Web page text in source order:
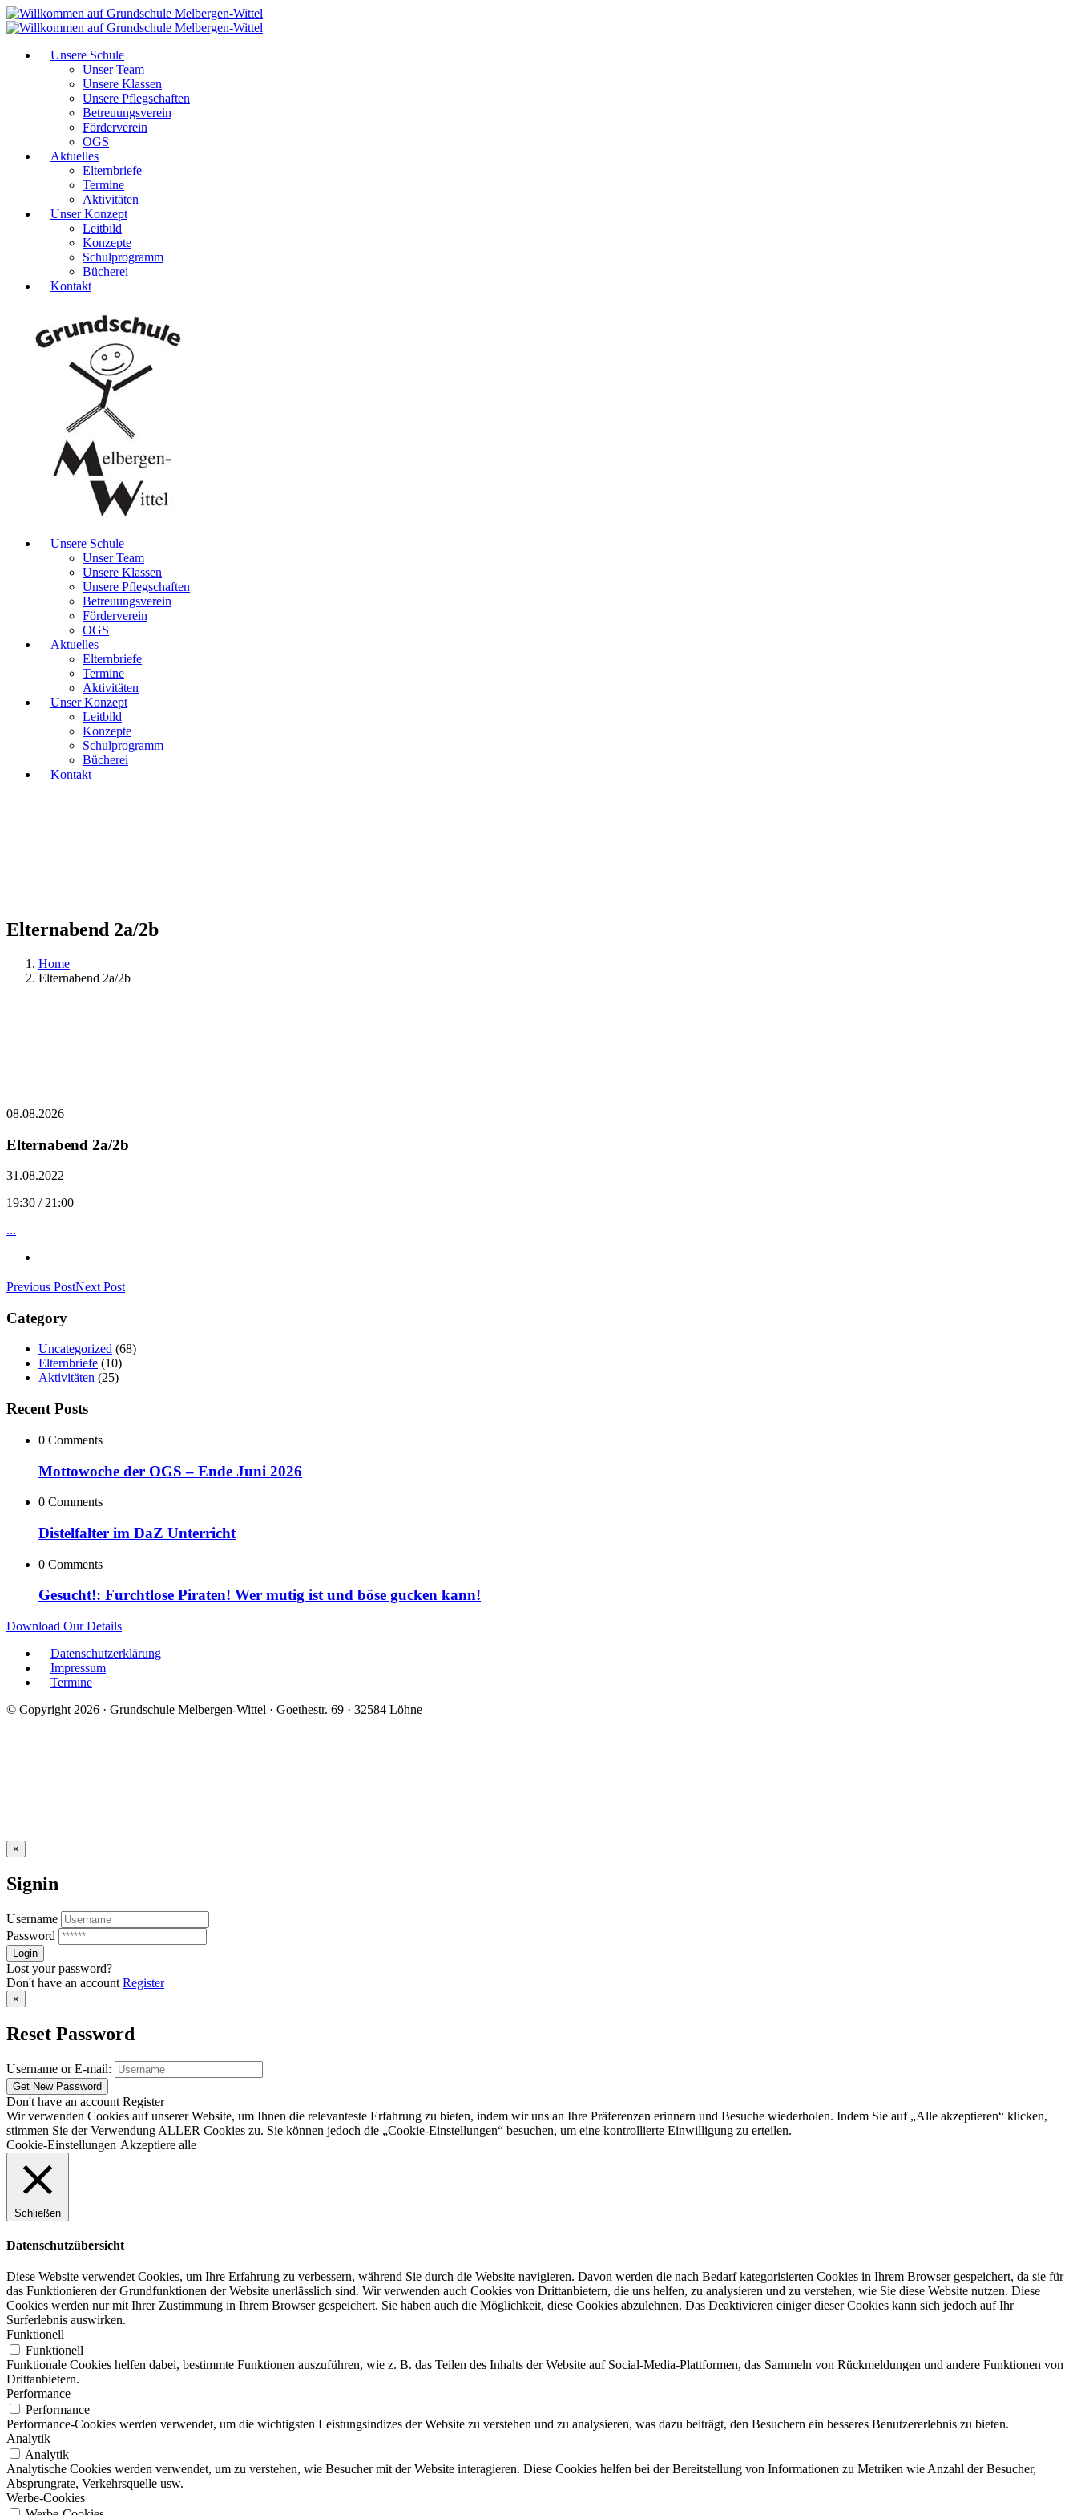
Unsere Schule
Unser Team
Unsere Klassen
Unsere Pflegschaften
Betreuungsverein
Förderverein
OGS
Aktuelles
Elternbriefe
Termine
Aktivitäten
Unser Konzept
Leitbild
Konzepte
Schulprogramm
Bücherei
Kontakt
Unsere Schule
Unser Team
Unsere Klassen
Unsere Pflegschaften
Betreuungsverein
Förderverein
OGS
Aktuelles
Elternbriefe
Termine
Aktivitäten
Unser Konzept
Leitbild
Konzepte
Schulprogramm
Bücherei
Kontakt
Elternabend 2a/2b
Home
Elternabend 2a/2b
08.08.2026
Elternabend 2a/2b
31.08.2022
19:30 / 21:00
...
Previous PostNext Post
Category
Uncategorized (68)
Elternbriefe (10)
Aktivitäten (25)
Recent Posts
0 Comments
Mottowoche der OGS – Ende Juni 2026
0 Comments
Distelfalter im DaZ Unterricht
0 Comments
Gesucht!: Furchtlose Piraten! Wer mutig ist und böse gucken kann!
Download Our Details
Datenschutzerklärung
Impressum
Termine
© Copyright 2026 · Grundschule Melbergen-Wittel · Goethestr. 69 · 32584 Löhne
×
Signin
Username
Password
Lost your password?
Don't have an account Register
×
Reset Password
Username or E-mail:
Don't have an account Register
Wir verwenden Cookies auf unserer Website, um Ihnen die relevanteste Erfahrung zu bieten, indem wir uns an Ihre Präferenzen erinnern und Besuche wiederholen. Indem Sie auf „Alle akzeptieren“ klicken,
stimmen Sie der Verwendung ALLER Cookies zu. Sie können jedoch die „Cookie-Einstellungen“ besuchen, um eine kontrollierte Einwilligung zu erteilen.
Cookie-Einstellungen Akzeptiere alle
Schließen
Datenschutzübersicht
Diese Website verwendet Cookies, um Ihre Erfahrung zu verbessern, während Sie durch die Website navigieren. Davon werden die nach Bedarf kategorisierten Cookies in Ihrem Browser gespeichert, da sie für
das Funktionieren der Grundfunktionen der Website unerlässlich sind. Wir verwenden auch Cookies von Drittanbietern, die uns helfen, zu analysieren und zu verstehen, wie Sie diese Website nutzen. Diese
Cookies werden nur mit Ihrer Zustimmung in Ihrem Browser gespeichert. Sie haben auch die Möglichkeit, diese Cookies abzulehnen. Das Deaktivieren einiger dieser Cookies kann sich jedoch auf Ihr
Surferlebnis auswirken.
Funktionell
Funktionell
Funktionale Cookies helfen dabei, bestimmte Funktionen auszuführen, wie z. B. das Teilen des Inhalts der Website auf Social-Media-Plattformen, das Sammeln von Rückmeldungen und andere Funktionen von
Drittanbietern.
Performance
Performance
Performance-Cookies werden verwendet, um die wichtigsten Leistungsindizes der Website zu verstehen und zu analysieren, was dazu beiträgt, den Besuchern ein besseres Benutzererlebnis zu bieten.
Analytik
Analytik
Analytische Cookies werden verwendet, um zu verstehen, wie Besucher mit der Website interagieren. Diese Cookies helfen bei der Bereitstellung von Informationen zu Metriken wie Anzahl der Besucher,
Absprungrate, Verkehrsquelle usw.
Werbe-Cookies